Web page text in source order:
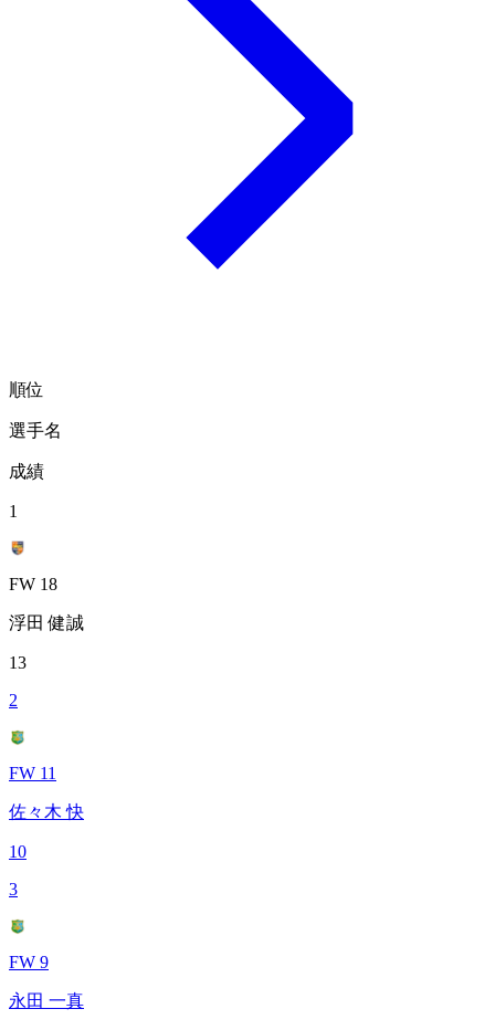
順位
選手名
成績
1
FW 18
浮田 健誠
13
2
FW 11
佐々木 快
10
3
FW 9
永田 一真